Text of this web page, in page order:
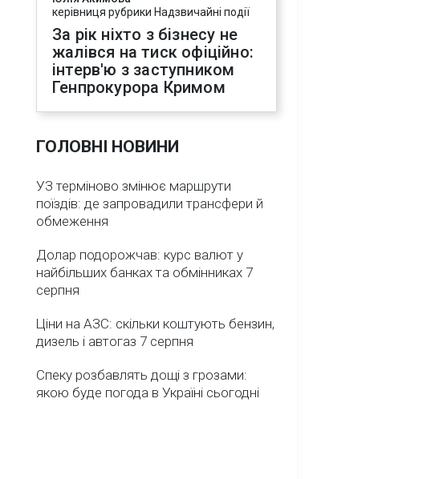
керівниця рубрики Надзвичайні події
За рік ніхто з бізнесу не
жалівся на тиск офіційно:
інтерв'ю з заступником
Генпрокурора Кримом
ГОЛОВНІ НОВИНИ
УЗ терміново змінює маршрути
поїздів: де запровадили трансфери й
обмеження
Долар подорожчав: курс валют у
найбільших банках та обмінниках 7
серпня
Ціни на АЗС: скільки коштують бензин,
дизель і автогаз 7 серпня
Спеку розбавлять дощі з грозами:
якою буде погода в Україні сьогодні